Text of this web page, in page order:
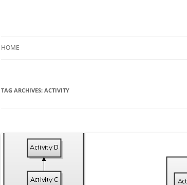
HOME
TAG ARCHIVES: ACTIVITY